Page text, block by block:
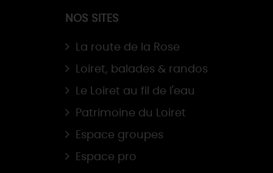
NOS SITES
La route de la Rose
Loiret, balades & randos
Le Loiret au fil de l'eau
Patrimoine du Loiret
Espace groupes
Espace pro